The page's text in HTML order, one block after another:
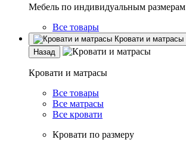
Мебель по индивидуальным размерам
Все товары
Кровати и матрасы
Назад
Кровати и матрасы
Все товары
Все матрасы
Все кровати
Кровати по размеру